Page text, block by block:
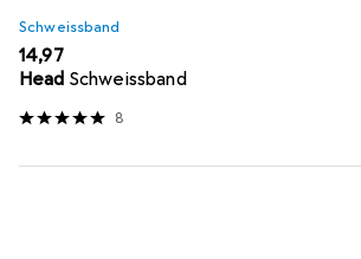
Schweissband
EUR
14,97
Head Schweissband
8